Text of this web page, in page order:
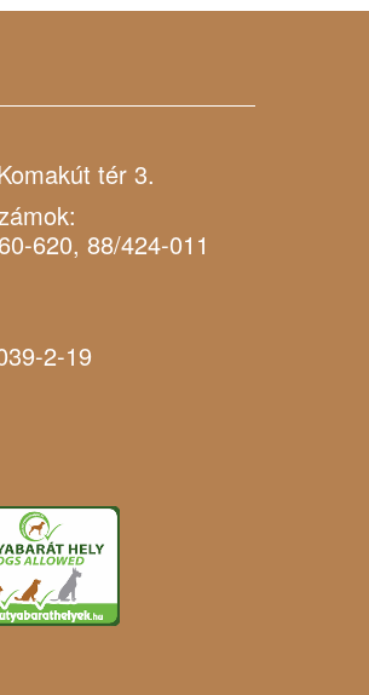
tér 3.
620, 88/424-011
2-19